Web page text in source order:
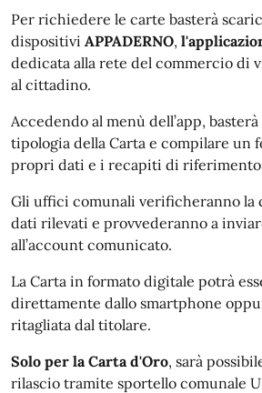
Per richiedere le carte basterà
dispositivi APPADERNO,
dedicata alla rete del commercio di
al cittadino.
Accedendo al menù dell’app,
tipologia della Carta e compilare un
propri dati e i recapiti di
Gli uffici comunali verificheranno la
dati rilevati e provvederanno a
all’account comunicato.
La Carta in formato digitale potrà
direttamente dallo smartphone
ritagliata dal titolare.
Solo per la Carta d'Oro, sarà
rilascio tramite sportello comunale